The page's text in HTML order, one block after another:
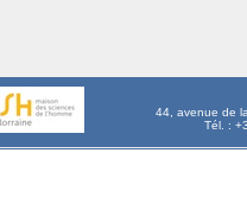
44, avenue de
Tél. :